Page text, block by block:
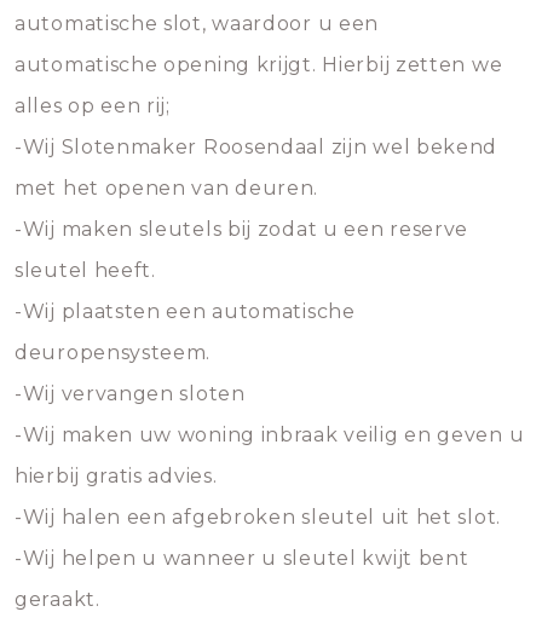
automatische slot, waardoor u een
automatische opening krijgt. Hierbij zetten we
alles op een rij;
-Wij Slotenmaker Roosendaal zijn wel bekend
met het openen van deuren.
-Wij maken sleutels bij zodat u een reserve
sleutel heeft.
-Wij plaatsten een automatische
deuropensysteem.
-Wij vervangen sloten
-Wij maken uw woning inbraak veilig en geven u
hierbij gratis advies.
-Wij halen een afgebroken sleutel uit het slot.
-Wij helpen u wanneer u sleutel kwijt bent
geraakt.